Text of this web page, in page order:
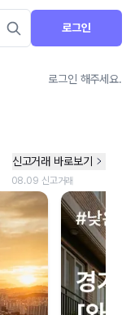
로그인
로그인 해주세요.